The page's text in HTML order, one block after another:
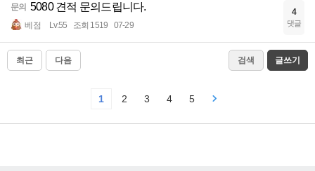
문의 5080 견적 문의드립니다.
베점 Lv.55 조회 1519 07-29
4
댓글
최근 다음 검색 글쓰기
1 2 3 4 5